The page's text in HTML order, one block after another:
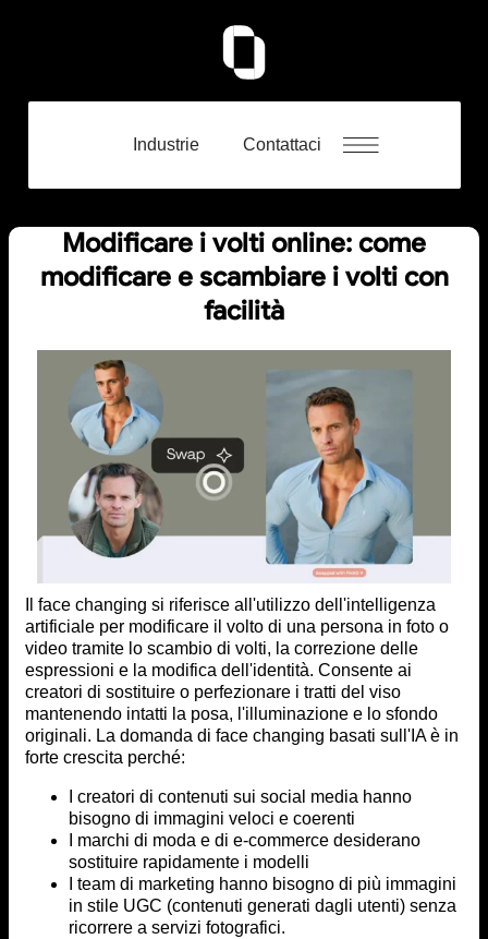
Industrie Contattaci
Modificare i volti online: come
modificare e scambiare i volti con
facilità
Il face changing si riferisce all'utilizzo dell'intelligenza
artificiale per modificare il volto di una persona in foto o
video tramite lo scambio di volti, la correzione delle
espressioni e la modifica dell'identità. Consente ai
creatori di sostituire o perfezionare i tratti del viso
mantenendo intatti la posa, l'illuminazione e lo sfondo
originali. La domanda di face changing basati sull'IA è in
forte crescita perché:
I creatori di contenuti sui social media hanno
bisogno di immagini veloci e coerenti
I marchi di moda e di e-commerce desiderano
sostituire rapidamente i modelli
I team di marketing hanno bisogno di più immagini
in stile UGC (contenuti generati dagli utenti) senza
ricorrere a servizi fotografici.